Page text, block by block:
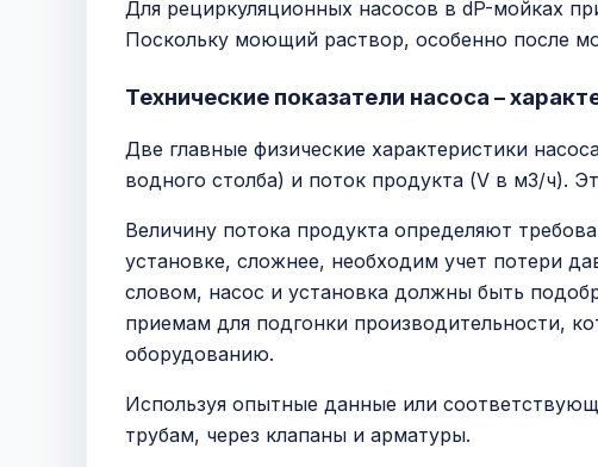
Для рециркуляционных насосов в dP-мойках
Поскольку моющий раствор, особенно после
Технические показатели насоса –
Две главные физические характеристики
водного столба) и поток продукта (V в м3/ч).
Величину потока продукта определяют
установке, сложнее, необходим учет потери
словом, насос и установка должны быть
приемам для подгонки производительности,
оборудованию.
Используя опытные данные или
трубам, через клапаны и арматуры.